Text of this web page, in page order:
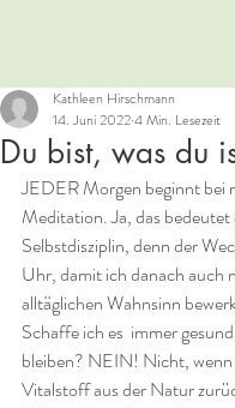
Du bist, was du
Kathleen Hirschmann
14. Juni 20224 Min. Lesezeit
JEDER Morgen beginnt bei
Meditation. Ja, das bedeutet
Selbstdisziplin, denn der
Uhr, damit ich danach auch
alltäglichen Wahnsinn
Schaffe ich es  immer
bleiben? NEIN! Nicht,
Vitalstoff aus der Natur